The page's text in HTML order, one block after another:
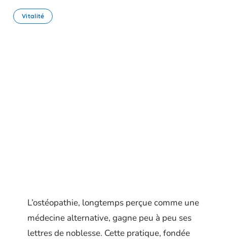
Vitalité
L’ostéopathie, longtemps perçue comme une
médecine alternative, gagne peu à peu ses
lettres de noblesse. Cette pratique, fondée